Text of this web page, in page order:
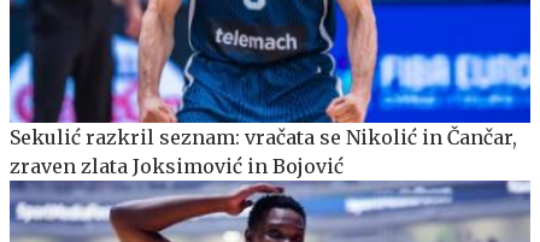
Sekulić razkril seznam: vračata se Nikolić in Čančar,
zraven zlata Joksimović in Bojović